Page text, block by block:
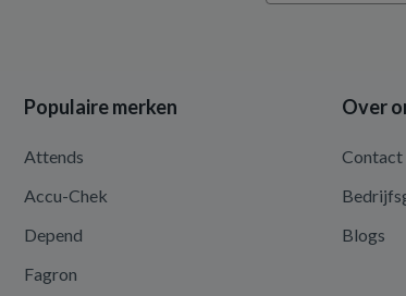
Populaire merken
Attends
Accu-Chek
Depend
Fagron
Over
Contact
Blogs